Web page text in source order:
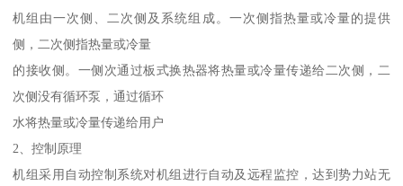
机组由一次侧、二次侧及系统组成。一次侧指热量或冷量的提供
侧，二次侧指热量或冷量
的接收侧。一侧次通过板式换热器将热量或冷量传递给二次侧，二
次侧没有循环泵，通过循环
水将热量或冷量传递给用户
2、控制原理
机组采用自动控制系统对机组进行自动及远程监控，达到势力站无